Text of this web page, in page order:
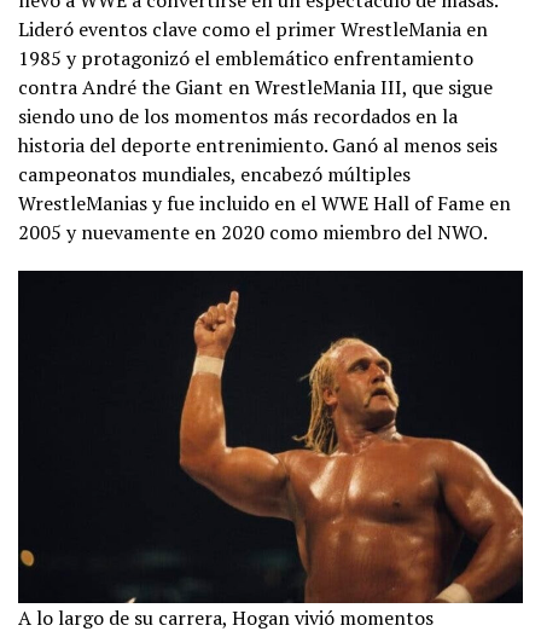
Lideró eventos clave como el primer WrestleMania en
1985 y protagonizó el emblemático enfrentamiento
contra André the Giant en WrestleMania III, que sigue
siendo uno de los momentos más recordados en la
historia del deporte entrenimiento. Ganó al menos seis
campeonatos mundiales, encabezó múltiples
WrestleManias y fue incluido en el WWE Hall of Fame en
2005 y nuevamente en 2020 como miembro del NWO.
A lo largo de su carrera, Hogan vivió momentos